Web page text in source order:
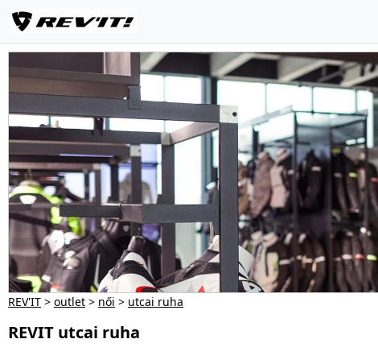
REV'IT > outlet > női > utcai ruha
REVIT utcai ruha